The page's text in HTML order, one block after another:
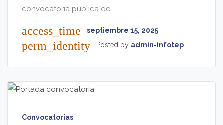
convocatoria pública de…
access_time septiembre 15, 2025
perm_identity Posted by admin-infotep
Convocatorias